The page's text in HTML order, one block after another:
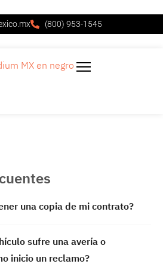
(800) 953-1545
una copia de mi contrato?
sufre una avería o
inicio un reclamo?